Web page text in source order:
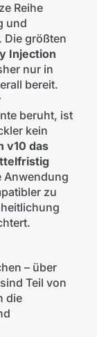
Reihe
und
Die größten
Injection
nur in
bereit.
beruht, ist
kein
v10 das
Anwendung
zu
– über
Teil von
die